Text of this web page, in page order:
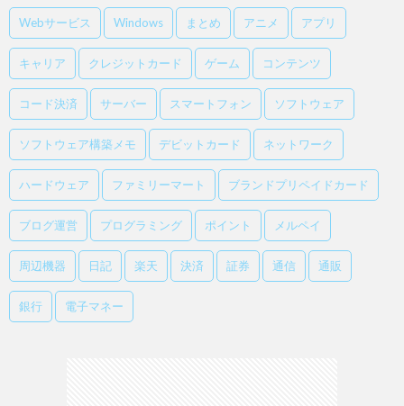
Webサービス Windows まとめ アニメ アプリ
キャリア クレジットカード ゲーム コンテンツ
コード決済 サーバー スマートフォン ソフトウェア
ソフトウェア構築メモ デビットカード ネットワーク
ハードウェア ファミリーマート ブランドプリペイドカード
ブログ運営 プログラミング ポイント メルペイ
周辺機器 日記 楽天 決済 証券 通信 通販
銀行 電子マネー